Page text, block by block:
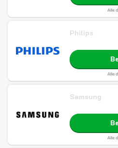
Alle
Philips
Alle
Samsung
Alle